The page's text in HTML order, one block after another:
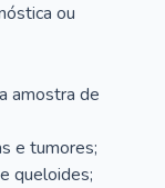
ou
amostra de
e tumores;
queloides;